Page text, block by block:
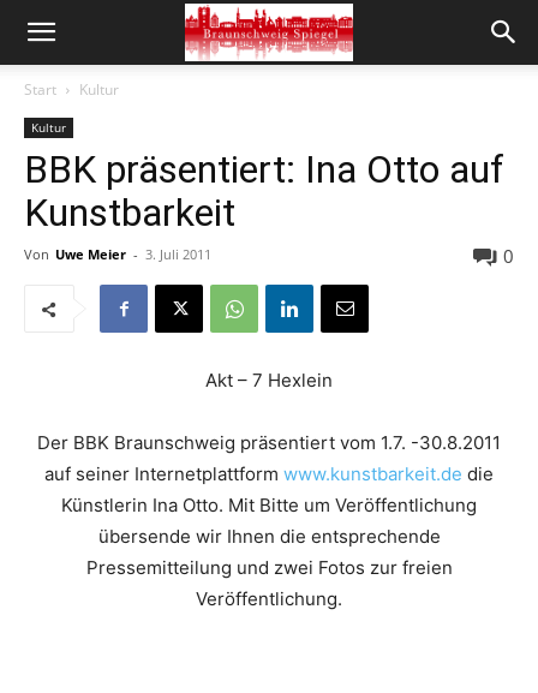
Start Kultur
Kultur
BBK präsentiert: Ina Otto auf
Kunstbarkeit
Von Uwe Meier - 3. Juli 2011 0
Akt – 7 Hexlein
Der BBK Braunschweig präsentiert vom 1.7. -30.8.2011
auf seiner Internetplattform www.kunstbarkeit.de die
Künstlerin Ina Otto. Mit Bitte um Veröffentlichung
übersende wir Ihnen die entsprechende
Pressemitteilung und zwei Fotos zur freien
Veröffentlichung.